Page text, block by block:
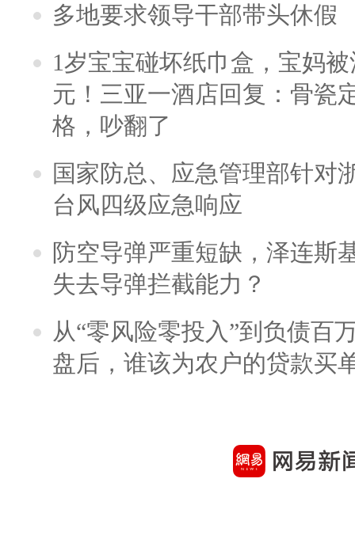
多地要求领导干部带头休假
1岁宝宝碰坏纸巾盒，宝妈
元！三亚一酒店回复：骨瓷
格，吵翻了
国家防总、应急管理部针对
台风四级应急响应
防空导弹严重短缺，泽连斯
失去导弹拦截能力？
从“零风险零投入”到负债百
盘后，谁该为农户的贷款买